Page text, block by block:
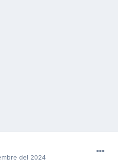
del 2024